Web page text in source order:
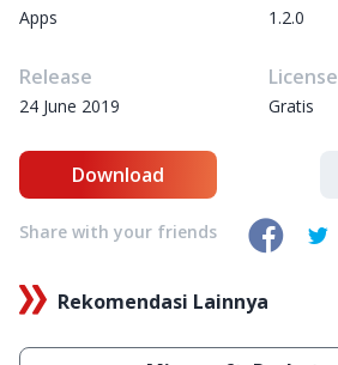
Apps 1.2.0
Release
24 June 2019
License
Gratis
Download
Share with your friends
Rekomendasi Lainnya